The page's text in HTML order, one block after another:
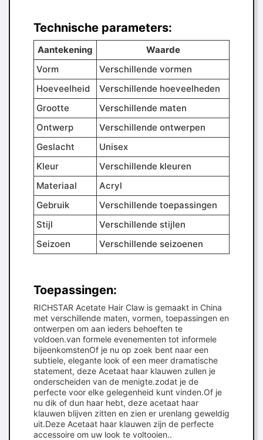
Technische parameters:
Aantekening
Waarde
Vorm
Verschillende vormen
Hoeveelheid
Verschillende hoeveelheden
Grootte
Verschillende maten
Ontwerp
Verschillende ontwerpen
Geslacht
Unisex
Kleur
Verschillende kleuren
Materiaal
Acryl
Gebruik
Verschillende toepassingen
Stijl
Verschillende stijlen
Seizoen
Verschillende seizoenen
Toepassingen:
RICHSTAR Acetate Hair Claw is gemaakt in China
met verschillende maten, vormen, toepassingen en
ontwerpen om aan ieders behoeften te
voldoen.van formele evenementen tot informele
bijeenkomstenOf je nu op zoek bent naar een
subtiele, elegante look of een meer dramatische
statement, deze Acetaat haar klauwen zullen je
onderscheiden van de menigte.zodat je de
perfecte voor elke gelegenheid kunt vinden.Of je
nu dik of dun haar hebt, deze acetaat haar
klauwen blijven zitten en zien er urenlang geweldig
uit.Deze Acetaat haar klauwen zijn de perfecte
accessoire om uw look te voltooien..